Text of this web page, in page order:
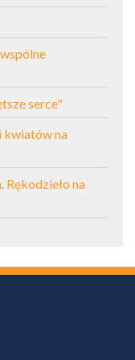
serce"
kwiatów na
na